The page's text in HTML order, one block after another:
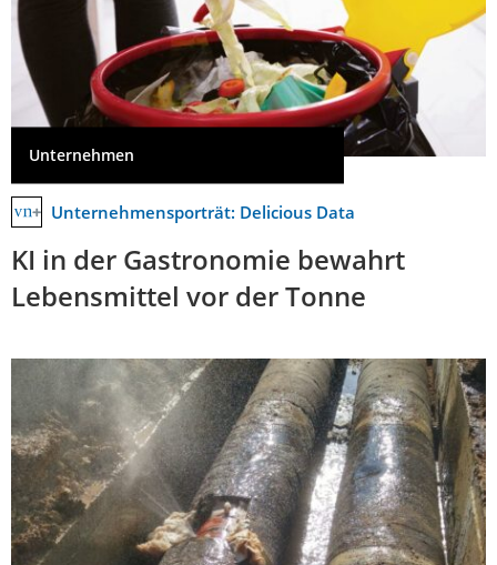
Unternehmen
Unternehmensporträt: Delicious Data
KI in der Gastronomie bewahrt
Lebensmittel vor der Tonne